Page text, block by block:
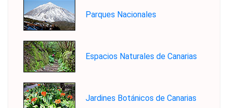
Parques Nacionales
Espacios Naturales de Canarias
Jardines Botánicos de Canarias